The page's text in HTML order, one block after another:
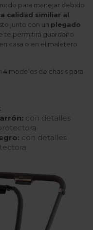
para manejar debido
calidad similiar al
junto con un plegado
te permitirá guardarlo
casa o en el maletero
4 modelos de chasis para
con detalles
: con detalles